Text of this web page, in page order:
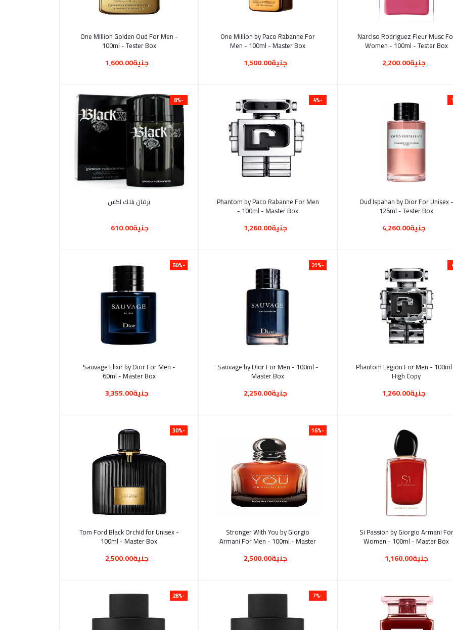
أضف إلى السلة
Narciso Rodriguez Fleur Musc
Women - 100ml - Tester Box
جنية2,200.00
أضف إلى السلة
One Million by Paco Rabanne For
Men - 100ml - Master Box
جنية1,500.00
أضف إلى السلة
One Million Golden Oud For Men -
100ml - Tester Box
جنية1,600.00
أضف إلى السلة
Oud Ispahan by Dior For Unisex -
125ml - Tester Box
جنية4,260.00
-4%
أضف إلى السلة
Phantom by Paco Rabanne For Men
- 100ml - Master Box
جنية1,260.00
-8%
أضف إلى السلة
برفان بلاك اكس
جنية610.00
أضف إلى السلة
Phantom Legion For Men -
High Copy
جنية1,260.00
-21%
أضف إلى السلة
Sauvage by Dior For Men - 100ml -
Master Box
جنية2,250.00
-50%
أضف إلى السلة
Sauvage Elixir by Dior For Men -
60ml - Master Box
جنية3,355.00
أضف إلى السلة
Si Passion by Giorgio Armani For
Women - 100ml - Master Box
جنية1,160.00
-16%
أضف إلى السلة
Stronger With You by Giorgio
Armani For Men - 100ml - Master
جنية2,500.00
-30%
أضف إلى السلة
Tom Ford Black Orchid for Unisex -
100ml - Master Box
جنية2,500.00
-7%
-28%